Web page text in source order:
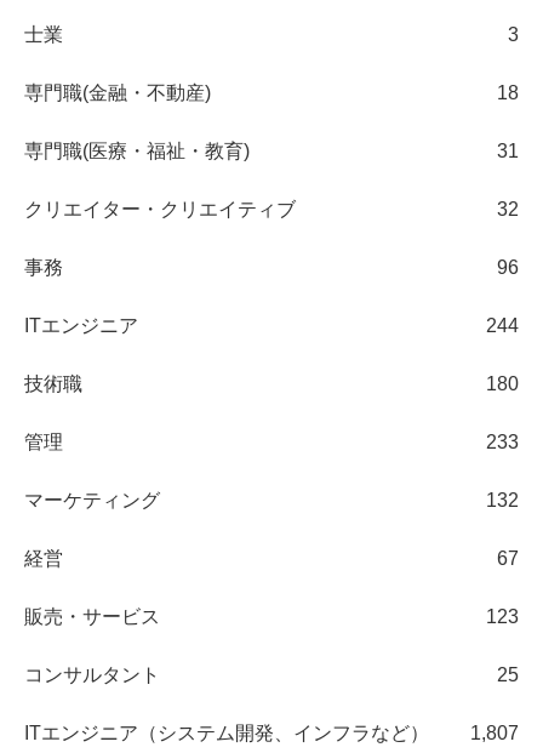
士業 3
専門職(金融・不動産) 18
専門職(医療・福祉・教育) 31
クリエイター・クリエイティブ 32
事務 96
ITエンジニア 244
技術職 180
管理 233
マーケティング 132
経営 67
販売・サービス 123
コンサルタント 25
ITエンジニア（システム開発、インフラなど） 1,807